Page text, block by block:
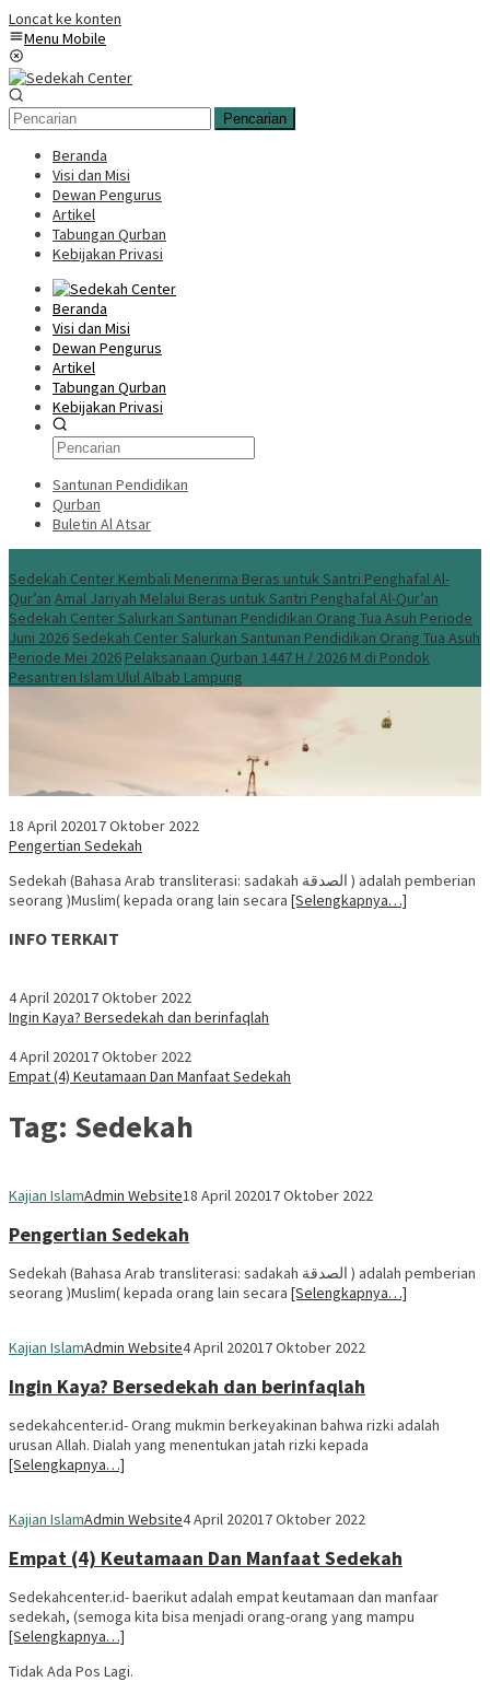
Loncat ke konten
Menu Mobile
Pencarian
Beranda
Visi dan Misi
Dewan Pengurus
Artikel
Tabungan Qurban
Kebijakan Privasi
Beranda
Visi dan Misi
Dewan Pengurus
Artikel
Tabungan Qurban
Kebijakan Privasi
Santunan Pendidikan
Qurban
Buletin Al Atsar
Sedekah Center Kembali Menerima Beras untuk Santri Penghafal Al-
Qur’an Amal Jariyah Melalui Beras untuk Santri Penghafal Al-Qur’an
Sedekah Center Salurkan Santunan Pendidikan Orang Tua Asuh Periode
Juni 2026Sedekah Center Salurkan Santunan Pendidikan Orang Tua Asuh
Periode Mei 2026 Pelaksanaan Qurban 1447 H / 2026 M di Pondok
Pesantren Islam Ulul Albab Lampung
18 April 202017 Oktober 2022
Pengertian Sedekah
Sedekah (Bahasa Arab transliterasi: sadakah الصدقة ) adalah pemberian
seorang )Muslim( kepada orang lain secara [Selengkapnya…]
INFO TERKAIT
4 April 202017 Oktober 2022
Ingin Kaya? Bersedekah dan berinfaqlah
4 April 202017 Oktober 2022
Empat (4) Keutamaan Dan Manfaat Sedekah
Tag: Sedekah
Kajian IslamAdmin Website18 April 202017 Oktober 2022
Pengertian Sedekah
Sedekah (Bahasa Arab transliterasi: sadakah الصدقة ) adalah pemberian
seorang )Muslim( kepada orang lain secara [Selengkapnya…]
Kajian IslamAdmin Website4 April 202017 Oktober 2022
Ingin Kaya? Bersedekah dan berinfaqlah
sedekahcenter.id- Orang mukmin berkeyakinan bahwa rizki adalah
urusan Allah. Dialah yang menentukan jatah rizki kepada
[Selengkapnya…]
Kajian IslamAdmin Website4 April 202017 Oktober 2022
Empat (4) Keutamaan Dan Manfaat Sedekah
Sedekahcenter.id- baerikut adalah empat keutamaan dan manfaar
sedekah, (semoga kita bisa menjadi orang-orang yang mampu
[Selengkapnya…]
Tidak Ada Pos Lagi.